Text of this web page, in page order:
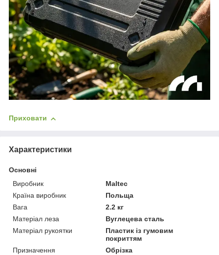
Приховати
Характеристики
Основні
Виробник
Maltec
Країна виробник
Польща
Вага
2.2 кг
Матеріал леза
Вуглецева сталь
Матеріал рукоятки
Пластик із гумовим
покриттям
Призначення
Обрізка